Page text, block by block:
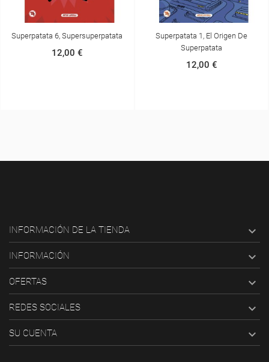
Superpatata 1, El Origen De
Superpatata
Superpatata 2, Zort III, El Rey
Extraterrestre
12,00 €
INFORMACIÓN DE LA TIENDA 
INFORMACIÓN 
OFERTAS 
REDES SOCIALES 
SU CUENTA 